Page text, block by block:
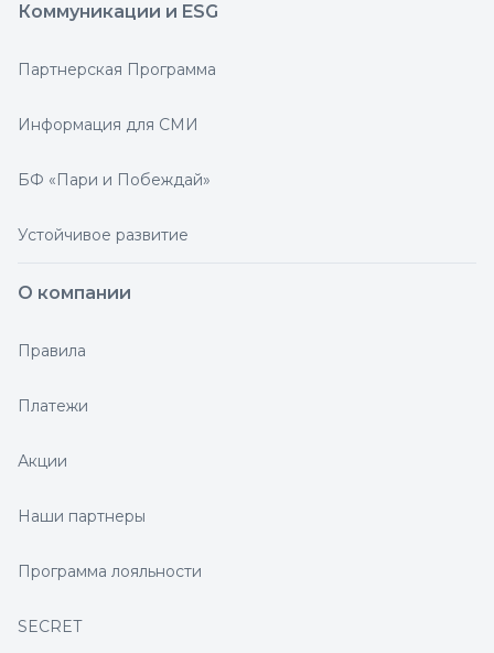
Коммуникации и ESG
Партнерская Программа
Информация для СМИ
БФ «Пари и Побеждай»
Устойчивое развитие
О компании
Правила
Платежи
Акции
Наши партнеры
Программа лояльности
SECRET